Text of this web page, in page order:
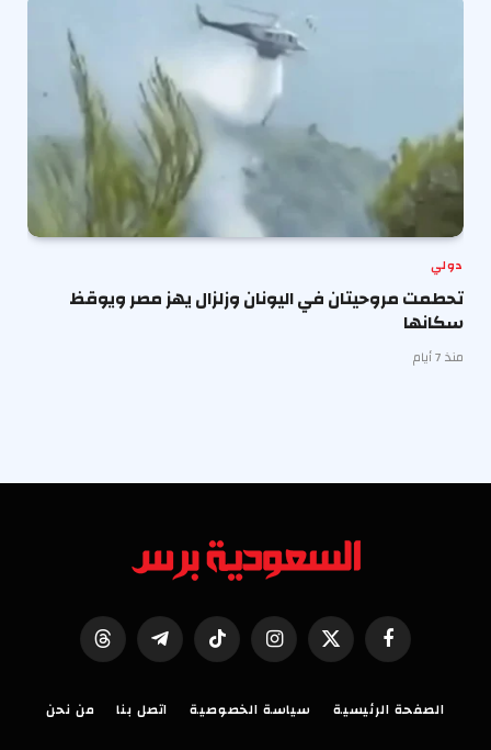
دولي
تحطمت مروحيتان في اليونان وزلزال يهز مصر ويوقظ
سكانها
منذ 7 أيام
فيسبوكX
(Twitter)
الانستغرامتيكتوك تيلقرام Threads
الصفحة الرئيسية سياسة الخصوصية اتصل بنا من نحن